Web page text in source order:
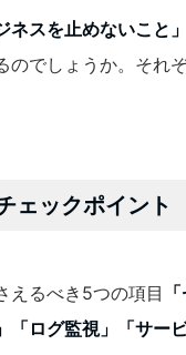
ネスを止めないこと」
のでしょうか。それ
ェックポイント
えるべき5つの項目
ログ監視」「サービ